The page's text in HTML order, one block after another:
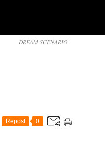
DREAM SCENARIO
Repost 0